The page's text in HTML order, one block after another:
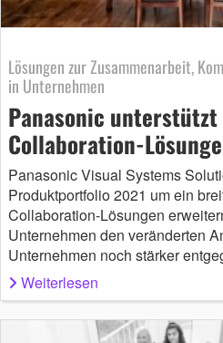
Lösungen zur Zusammenarbeit,
in Unternehmen
Panasonic
Collaboration-
Panasonic Visual Systems
Produktportfolio 2021 um ein
Collaboration-Lösungen
Unternehmen den veränderten
Unternehmen noch stärker
Weiterlesen